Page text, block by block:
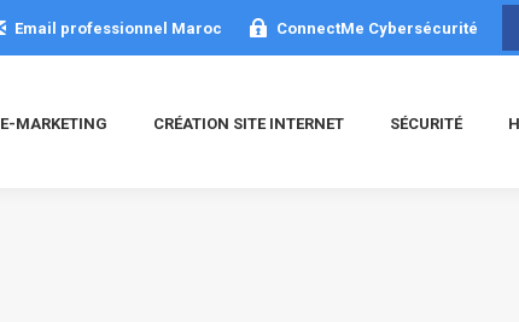
Email professionnel Maroc ConnectMe Cybersécurité
E-MARKETING CRÉATION SITE INTERNET SÉCURITÉ